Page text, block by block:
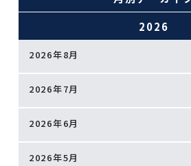
2026
2026年8月
2026年7月
2026年6月
2026年5月